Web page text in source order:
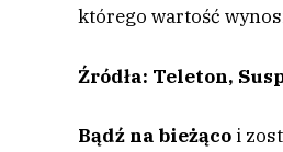
którego wartość
Źródła: Teleton,
Bądź na bieżąco i